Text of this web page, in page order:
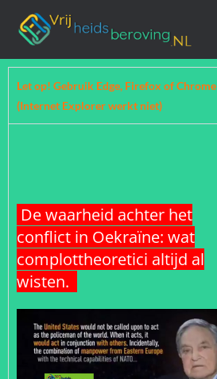
Let op! Gebruik Edge, Firefox of Chrome
(Internet Explorer werkt niet)
De waarheid achter het
conflict in Oekraïne: wat
complottheoretici altijd al
wisten.